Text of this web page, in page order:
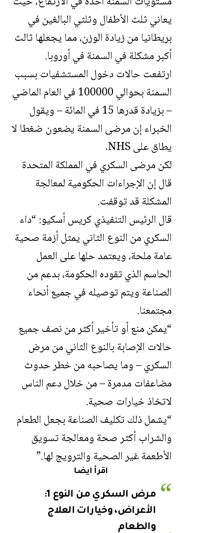
يعاني ثلث الأطفال وثلثي البالغين في
بريطانيا من زيادة الوزن، مما يجعلها ثالث
أكبر مشكلة في السمنة في أوروبا.
ارتفعت حالات دخول المستشفيات بسبب
السمنة بحوالي 100000 في العام الماضي
– بزيادة قدرها 15 في المائة – ويقول
الخبراء إن مرضى السمنة يضعون ضغطا لا
يطاق على NHS.
لكن مرضى السكري في المملكة المتحدة
قال إن الإجراءات الحكومية لمعالجة
المشكلة قد توقفت.
قال الرئيس التنفيذي كريس أسكيو: “داء
السكري من النوع الثاني يمثل أزمة صحية
عامة ملحة، ويعتمد حلها على العمل
الحاسم الذي تقوده الحكومة، بدعم من
الصناعة ويتم توصيله في جميع أنحاء
مجتمعنا.
“يمكن منع أو تأخير أكثر من نصف جميع
حالات الإصابة بالنوع الثاني من مرض
السكري – وما يصاحبه من خطر حدوث
مضاعفات مدمرة – من خلال دعم الناس
لاتخاذ خيارات صحية.
“يشمل ذلك تكليف الصناعة بجعل الطعام
والشراب أكثر صحة ومعالجة تسويق
الأطعمة غير الصحية والترويج لها.”
اقرأ ايضا
مرض السكري من النوع 1:
الأعراض، وخيارات العلاج
والطعام